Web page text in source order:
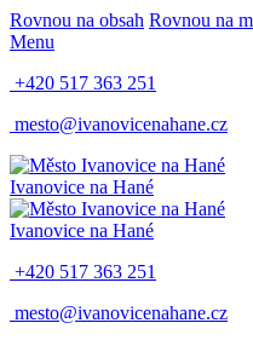
Rovnou na obsah Rovnou na
Menu
+420 517 363 251
mesto@ivanovicenahane.cz
Ivanovice na Hané
Ivanovice na Hané
+420 517 363 251
mesto@ivanovicenahane.cz